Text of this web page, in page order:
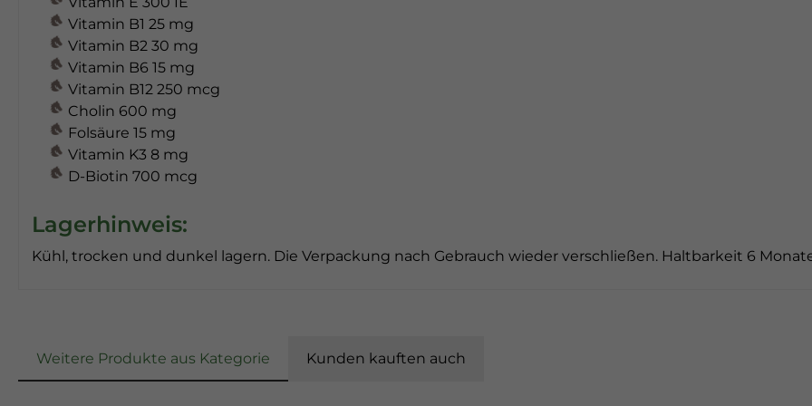
Vitamin B1 25 mg
Vitamin B2 30 mg
Vitamin B6 15 mg
Vitamin B12 250 mcg
Cholin 600 mg
Folsäure 15 mg
Vitamin K3 8 mg
D-Biotin 700 mcg
Lagerhinweis:
Kühl, trocken und dunkel lagern. Die Verpackung nach Gebrauch wieder verschließen. Haltbarkeit 6
Weitere Produkte aus Kategorie Kunden kauften auch